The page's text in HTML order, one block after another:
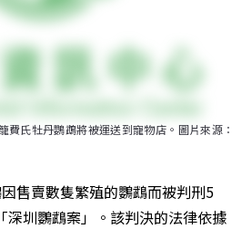
費氏牡丹鸚鵡將被運送到寵物店。圖片來源：
售賣數隻繁殖的鸚鵡而被判刑5
深圳鸚鵡案」。該判決的法律依據